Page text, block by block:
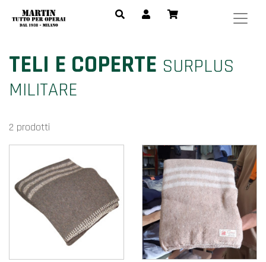
TELI E COPERTE SURPLUS
MILITARE
2 prodotti